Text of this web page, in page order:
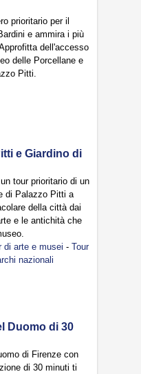
prioritario per il
e ammira i più
dell'accesso
delle Porcellane e
Pitti.
e Giardino di
tour prioritario di un
di Palazzo Pitti a
della città dai
e le antichità che
di arte e musei - Tour
nazionali
Duomo di 30
di Firenze con
di 30 minuti ti